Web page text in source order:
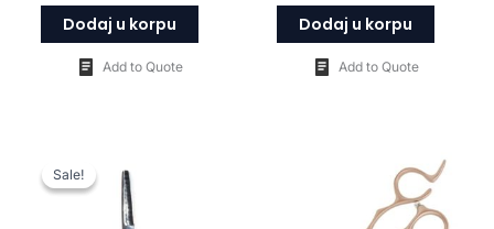
Dodaj u korpu
Add to Quote
Dodaj u korpu
Add to Quote
Sale!
Sale!
cena
je
bila:
10.000 rsd.